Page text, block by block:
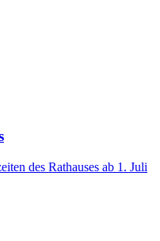
des Rathauses ab 1. Juli